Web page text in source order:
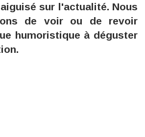
sur l'actualité. Nous
de voir ou de revoir
humoristique à déguster